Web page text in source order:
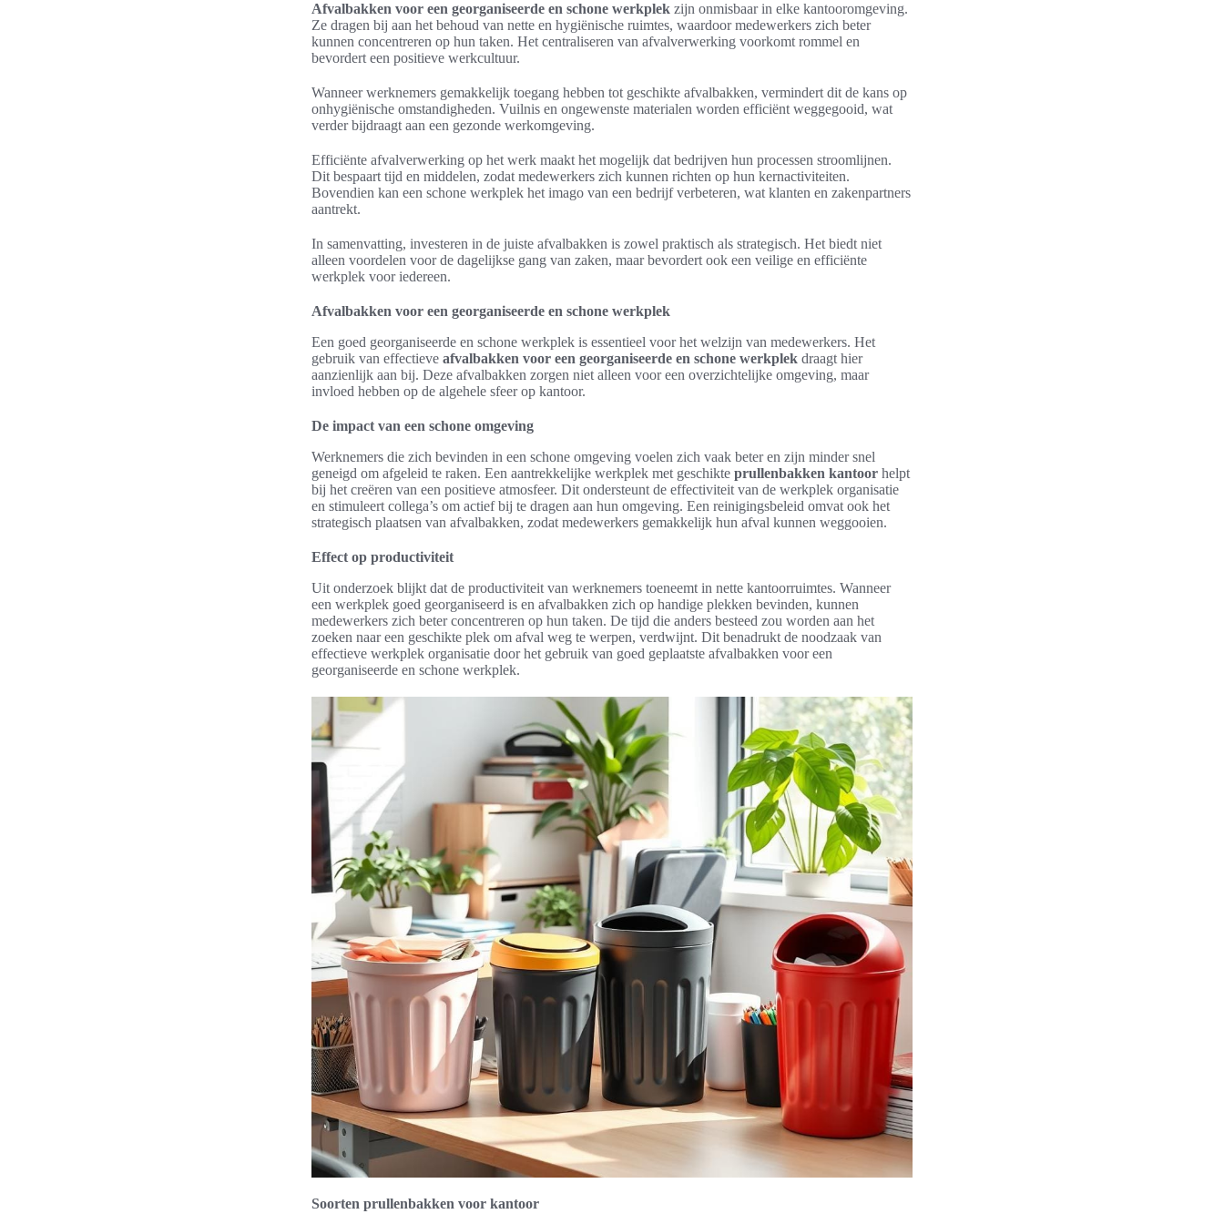
Afvalbakken voor een georganiseerde en schone werkplek zijn onmisbaar in elke kantooromgeving.
Ze dragen bij aan het behoud van nette en hygiënische ruimtes, waardoor medewerkers zich beter
kunnen concentreren op hun taken. Het centraliseren van afvalverwerking voorkomt rommel en
bevordert een positieve werkcultuur.
Wanneer werknemers gemakkelijk toegang hebben tot geschikte afvalbakken, vermindert dit de kans op
onhygiënische omstandigheden. Vuilnis en ongewenste materialen worden efficiënt weggegooid, wat
verder bijdraagt aan een gezonde werkomgeving.
Efficiënte afvalverwerking op het werk maakt het mogelijk dat bedrijven hun processen stroomlijnen.
Dit bespaart tijd en middelen, zodat medewerkers zich kunnen richten op hun kernactiviteiten.
Bovendien kan een schone werkplek het imago van een bedrijf verbeteren, wat klanten en zakenpartners
aantrekt.
In samenvatting, investeren in de juiste afvalbakken is zowel praktisch als strategisch. Het biedt niet
alleen voordelen voor de dagelijkse gang van zaken, maar bevordert ook een veilige en efficiënte
werkplek voor iedereen.
Afvalbakken voor een georganiseerde en schone werkplek
Een goed georganiseerde en schone werkplek is essentieel voor het welzijn van medewerkers. Het
gebruik van effectieve afvalbakken voor een georganiseerde en schone werkplek draagt hier
aanzienlijk aan bij. Deze afvalbakken zorgen niet alleen voor een overzichtelijke omgeving, maar
invloed hebben op de algehele sfeer op kantoor.
De impact van een schone omgeving
Werknemers die zich bevinden in een schone omgeving voelen zich vaak beter en zijn minder snel
geneigd om afgeleid te raken. Een aantrekkelijke werkplek met geschikte prullenbakken kantoor helpt
bij het creëren van een positieve atmosfeer. Dit ondersteunt de effectiviteit van de werkplek organisatie
en stimuleert collega’s om actief bij te dragen aan hun omgeving. Een reinigingsbeleid omvat ook het
strategisch plaatsen van afvalbakken, zodat medewerkers gemakkelijk hun afval kunnen weggooien.
Effect op productiviteit
Uit onderzoek blijkt dat de productiviteit van werknemers toeneemt in nette kantoorruimtes. Wanneer
een werkplek goed georganiseerd is en afvalbakken zich op handige plekken bevinden, kunnen
medewerkers zich beter concentreren op hun taken. De tijd die anders besteed zou worden aan het
zoeken naar een geschikte plek om afval weg te werpen, verdwijnt. Dit benadrukt de noodzaak van
effectieve werkplek organisatie door het gebruik van goed geplaatste afvalbakken voor een
georganiseerde en schone werkplek.
Soorten prullenbakken voor kantoor